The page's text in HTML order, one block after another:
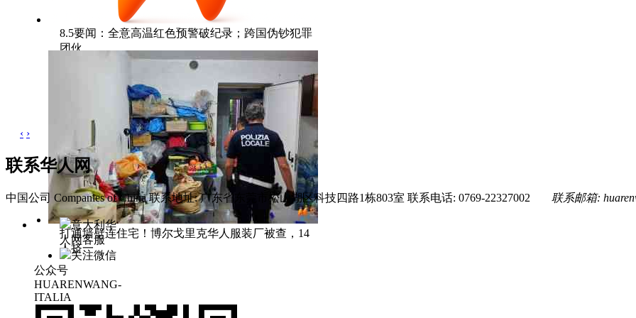
8.5要闻：全意高温红色预警破纪录；跨国伪钞犯罪
团伙
打通墙壁连住宅！博尔戈里克华人服装厂被查，14
人挤一
‹ ›
联系华人网
中国公司 Companies of China 联系地址: 广东省东莞市松山湖区科技四路1栋803室 联系电话: 0769-22327002 联系邮箱:
意大利华
人网客服
关注微信
公众号
HUARENWANG-
ITALIA